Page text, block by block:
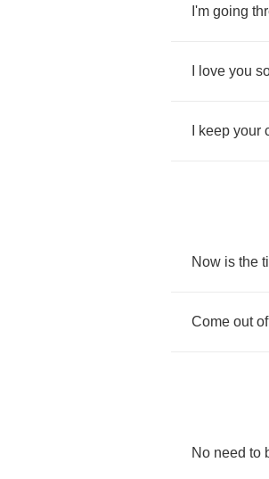
I'm going
love you
keep your
Now is the
Come out of
No need to